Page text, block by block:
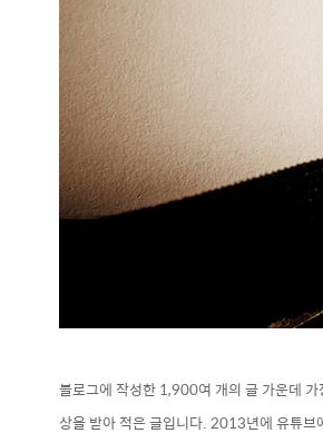
블로그에 작성한 1,900여 개의 글 가운데
상을 받아 적은 글입니다. 2013년에 유튜